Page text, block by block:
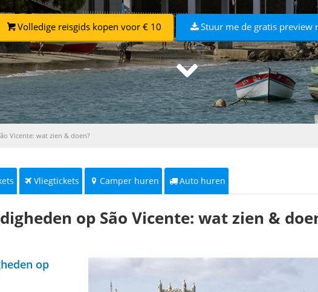
Volledige reisgids kopen voor € 10 Stuur me de gratis preview
Vicente: wat zien & doen?
Vliegtickets Camper huren Auto huren
op São Vicente: wat zien &
op